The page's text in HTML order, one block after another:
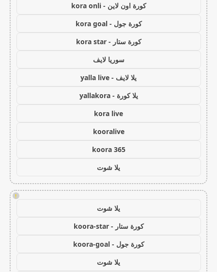
كورة اون لاين - kora onli
كورة جول - kora goal
كورة ستار - kora star
سوريا لايف
يلا لايف - yalla live
يلا كورة - yallakora
kora live
kooralive
koora 365
يلا شوت
!
يلا شوت
كورة ستار - koora-star
كورة جول - koora-goal
يلا شوت